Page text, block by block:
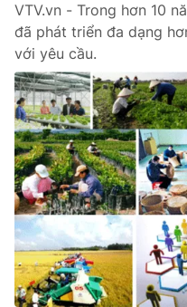
VTV.vn - Trong hơn 10
đã phát triển đa dạng
với yêu cầu.